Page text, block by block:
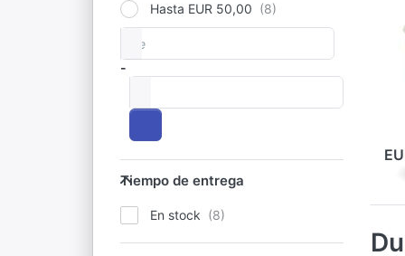
Hasta EUR 50,00
Precios
-
Tiempo de entrega
Tiempo de entrega
En stock